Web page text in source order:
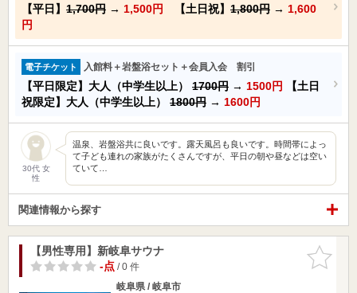
【平日】 1,700円 → 1,500円 【土日祝】 1,800円 → 1,600
円
電子チケット 入館料＋岩盤浴セット＋会員入会 割引
【平日限定】大人（中学生以上） 1700円 → 1500円
【土日
祝限定】大人（中学生以上） 1800円 → 1600円
30代 女
性
温泉、岩盤浴共に良いです。露天風呂も良いです。時間帯によっ
て子ども連れの家族がたくさんですが、平日の朝や昼などは空い
ていて…
関連情報から探す
お気に入
りに追加
【男性専用】新岐阜サウナ
-点/ 0 件
岐阜県 / 岐阜市